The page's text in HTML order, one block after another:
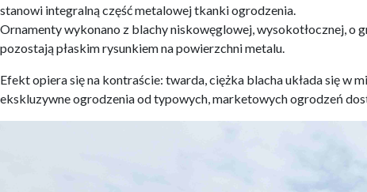
stanowi integralną część metalowej tkanki ogrodzenia.
Ornamenty wykonano z blachy niskowęglowej, wysokotłocznej, o
pozostają płaskim rysunkiem na powierzchni metalu.
Efekt opiera się na kontraście: twarda, ciężka blacha układa się w
ekskluzywne ogrodzenia od typowych, marketowych ogrodzeń